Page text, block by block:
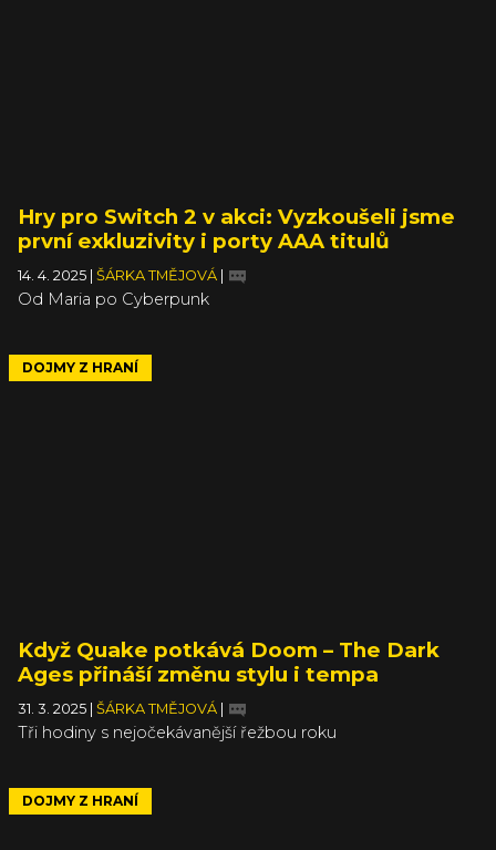
Hry pro Switch 2 v akci: Vyzkoušeli jsme
první exkluzivity i porty AAA titulů
14. 4. 2025 ŠÁRKA TMĚJOVÁ
Od Maria po Cyberpunk
DOJMY Z HRANÍ
Když Quake potkává Doom – The Dark
Ages přináší změnu stylu i tempa
31. 3. 2025 ŠÁRKA TMĚJOVÁ
Tři hodiny s nejočekávanější řežbou roku
DOJMY Z HRANÍ